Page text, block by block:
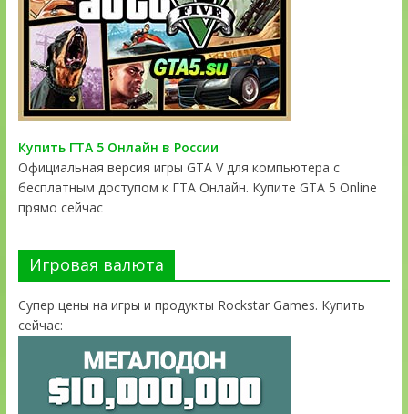
Купить ГТА 5 Онлайн в России
Официальная версия игры GTA V для компьютера с
бесплатным доступом к ГТА Онлайн. Купите GTA 5 Online
прямо сейчас
Игровая валюта
Супер цены на игры и продукты Rockstar Games. Купить
сейчас: